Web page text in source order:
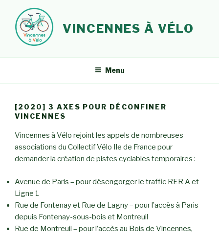
contenu
principal
VINCENNES À VÉLO
Menu
[2020] 3 AXES POUR DÉCONFINER
VINCENNES
Vincennes à Vélo rejoint les appels de nombreuses
associations du Collectif Vélo Ile de France pour
demander la création de pistes cyclables temporaires :
Avenue de Paris – pour désengorger le traffic RER A et
Ligne 1
Rue de Fontenay et Rue de Lagny – pour l’accès à Paris
depuis Fontenay-sous-bois et Montreuil
Rue de Montreuil – pour l’accès au Bois de Vincennes,